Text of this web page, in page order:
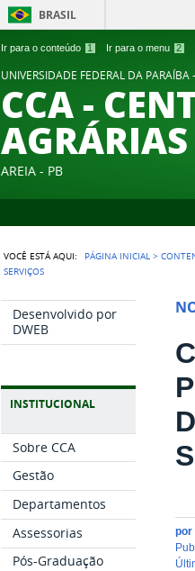
Ir para o conteúdo 1 Ir para o menu 2
BRASIL
UNIVERSIDADE FEDERAL DA PARAÍBA
CCA -
AGRÁRIAS
AREIA - PB
VOCÊ ESTÁ AQUI: PÁGINA INICIAL >
SERVIÇOS
Desenvolvido por
DWEB
INSTITUCIONAL
Sobre CCA
Gestão
Departamentos
Assessorias
Pós-Graduação
por